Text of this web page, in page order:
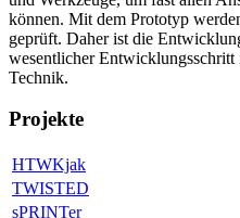
können. Mit dem Prototyp
geprüft. Daher ist die
wesentlicher
Technik.
Projekte
HTWKjak
TWISTED
sPRINTer